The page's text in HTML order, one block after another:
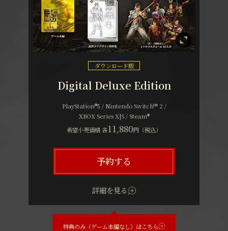
ダウンロード版
Digital Deluxe Edition
PlayStation®5 / Nintendo Switch™ 2 /
XBOX Series X|S / Steam®
希望小売価格 各11,880円（税込）
予約する
詳細を見る
特典のみ（ゲーム本編なし）はこちら